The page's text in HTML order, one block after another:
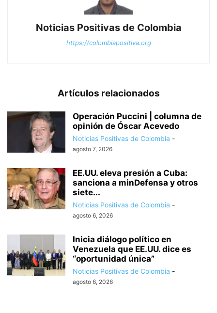
Noticias Positivas de Colombia
https://colombiapositiva.org
Artículos relacionados
Operación Puccini | columna de
opinión de Óscar Acevedo
Noticias Positivas de Colombia -
agosto 7, 2026
EE.UU. eleva presión a Cuba:
sanciona a minDefensa y otros
siete...
Noticias Positivas de Colombia -
agosto 6, 2026
Inicia diálogo político en
Venezuela que EE.UU. dice es
“oportunidad única”
Noticias Positivas de Colombia -
agosto 6, 2026